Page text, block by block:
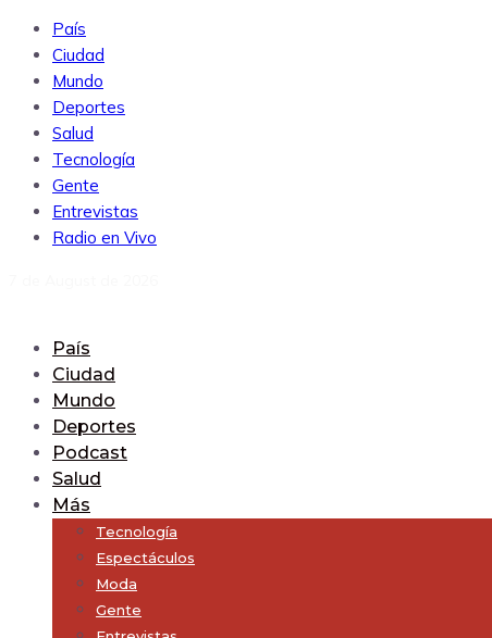
País
Ciudad
Mundo
Deportes
Salud
Tecnología
Gente
Entrevistas
Radio en Vivo
País
Ciudad
Mundo
Deportes
Podcast
Salud
Más
Tecnología
Espectáculos
Moda
Gente